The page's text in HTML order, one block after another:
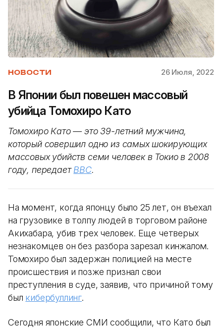
НОВОСТИ 26 Июля, 2022
В Японии был повешен массовый
убийца Томохиро Като
Томохиро Като — это 39-летний мужчина,
который совершил одно из самых шокирующих
массовых убийств семи человек в Токио в 2008
году, передаетBBC.
На момент, когда японцу было 25 лет, он въехал
на грузовике в толпу людей в торговом районе
Акихабара, убив трех человек. Еще четверых
незнакомцев он без разбора зарезал кинжалом.
Томохиро был задержан полицией на месте
происшествия и позже признал свои
преступления в суде, заявив, что причиной тому
был кибербуллинг.
Сегодня японские СМИ сообщили, что Като был